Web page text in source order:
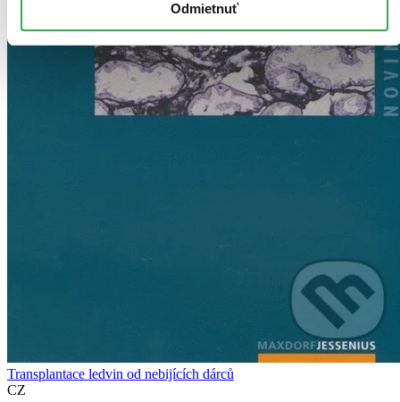
Odmietnuť
Transplantace ledvin od nebijících dárců
CZ